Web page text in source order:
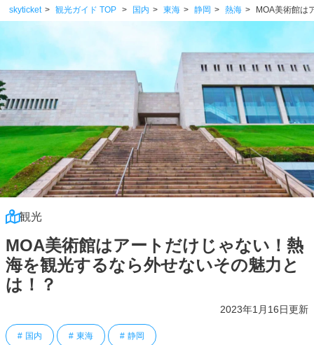
skyticket 観光ガイド TOP 国内 東海 静岡 熱海 MOA美術館は
観光
MOA美術館はアートだけじゃない！熱
海を観光するなら外せないその魅力と
は！？
2023年1月16日更新
国内 東海 静岡